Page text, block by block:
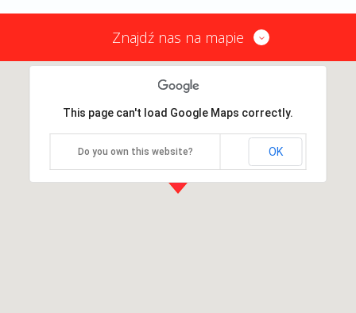
Znajdź nas na mapie
This page can't load Google Maps correctly.
Do you own this website? OK